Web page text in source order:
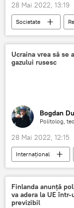
28 Mai 2022, 13:19
Societate
România
Ucraina vrea să se
gazului rusesc
Bogdan
Politolog,
28 Mai 2022, 12:15
Internaţional
Finlanda anunţă
va adera la UE
previzibil